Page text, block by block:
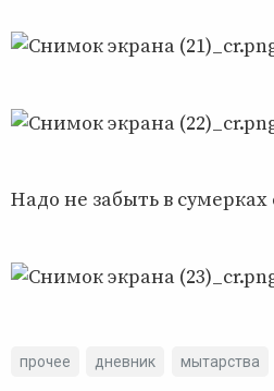
Надо не забыть в сумерках
прочее дневник мытарства